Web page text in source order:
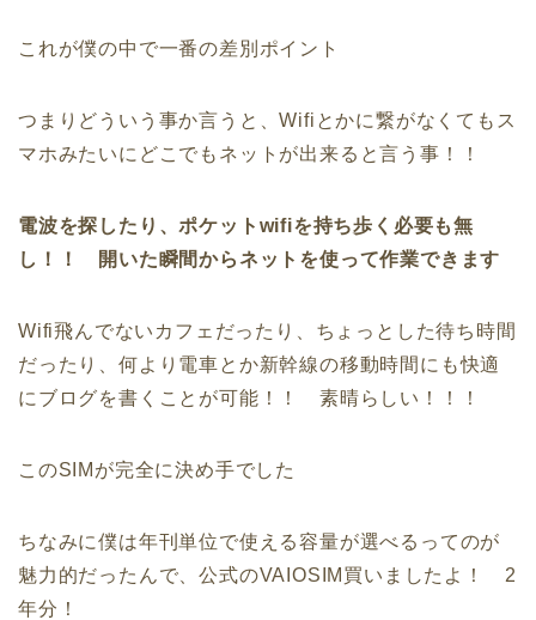
これが僕の中で一番の差別ポイント
つまりどういう事か言うと、Wifiとかに繋がなくてもス
マホみたいにどこでもネットが出来ると言う事！！
電波を探したり、ポケットwifiを持ち歩く必要も無
し！！ 開いた瞬間からネットを使って作業できます
Wifi飛んでないカフェだったり、ちょっとした待ち時間
だったり、何より電車とか新幹線の移動時間にも快適
にブログを書くことが可能！！ 素晴らしい！！！
このSIMが完全に決め手でした
ちなみに僕は年刊単位で使える容量が選べるってのが
魅力的だったんで、公式のVAIOSIM買いましたよ！ 2
年分！